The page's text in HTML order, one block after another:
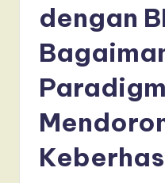
dengan
Paradigm